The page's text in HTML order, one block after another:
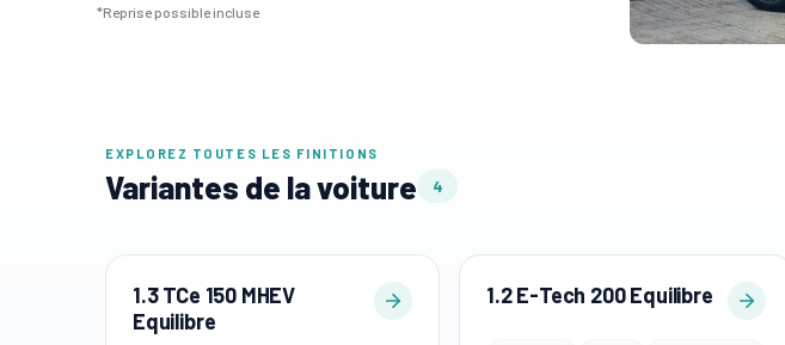
*Reprise possible incluse
EXPLOREZ TOUTES LES FINITIONS
Variantes de la voiture 4
1.3 TCe 150 MHEV
Equilibre
1.2 E-Tech 200 Equilibre